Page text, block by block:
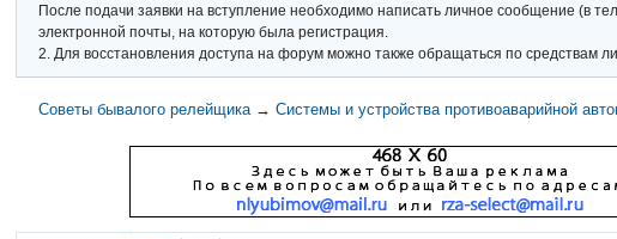
После подачи заявки на вступление необходимо написать личное сообщение (в
электронной почты, на которую была регистрация.
2. Для восстановления доступа на форум можно также обращаться по средствам
Советы бывалого релейщика → Системы и устройства противоаварийной